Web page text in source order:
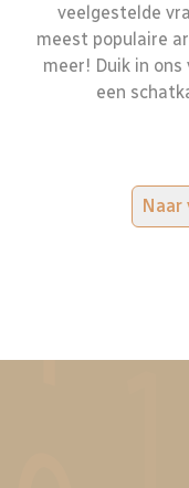
veelgestelde
meest populaire
meer! Duik in
een
Naar